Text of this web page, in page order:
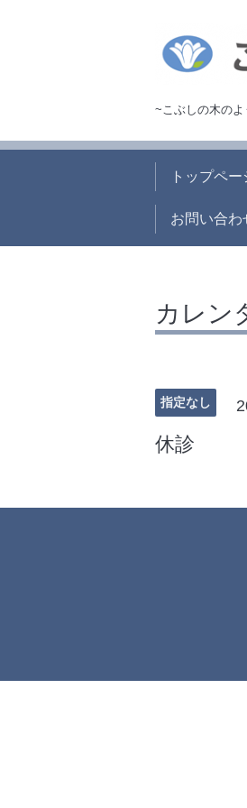
~こぶしの木の
トップペー
お問い合わ
カレン
指定なし
休診